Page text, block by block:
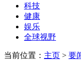
科技
健康
娱乐
全球视野
当前位置： 主页 > 要